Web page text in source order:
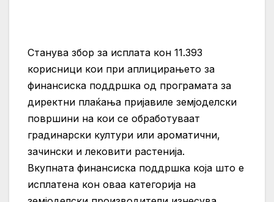
Станува збор за исплата кон 11.393
корисници кои при аплицирањето за
финансиска поддршка од програмата за
директни плаќања пријавиле земјоделски
површини на кои се обработуваат
градинарски култури или ароматични,
зачински и лековити растенија.
Вкупната финансиска поддршка која што е
исплатена кон оваа категорија на